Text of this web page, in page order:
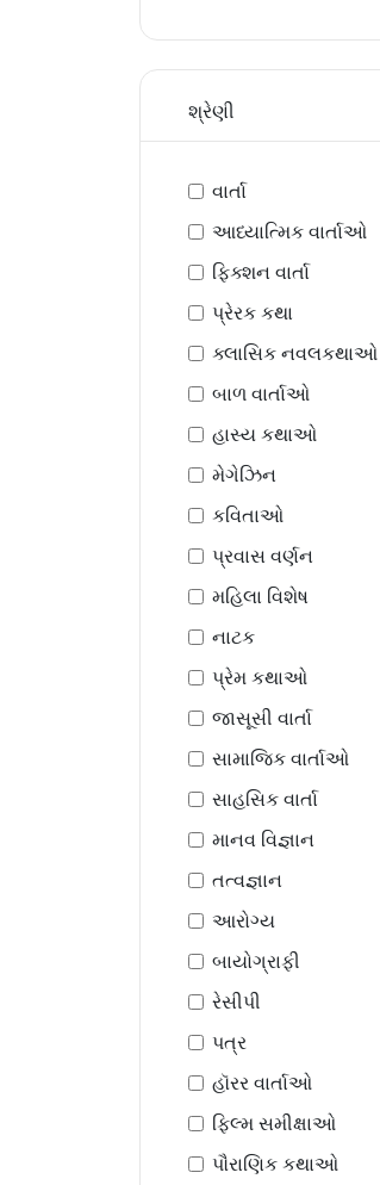
શ્રેણી
વાર્તા
આધ્યાત્મિક વાર્તાઓ
ફિક્શન વાર્તા
પ્રેરક કથા
ક્લાસિક નવલકથાઓ
બાળ વાર્તાઓ
હાસ્ય કથાઓ
મેગેઝિન
કવિતાઓ
પ્રવાસ વર્ણન
મહિલા વિશેષ
નાટક
પ્રેમ કથાઓ
જાસૂસી વાર્તા
સામાજિક વાર્તાઓ
સાહસિક વાર્તા
માનવ વિજ્ઞાન
તત્વજ્ઞાન
આરોગ્ય
બાયોગ્રાફી
રેસીપી
પત્ર
હૉરર વાર્તાઓ
ફિલ્મ સમીક્ષાઓ
પૌરાણિક કથાઓ